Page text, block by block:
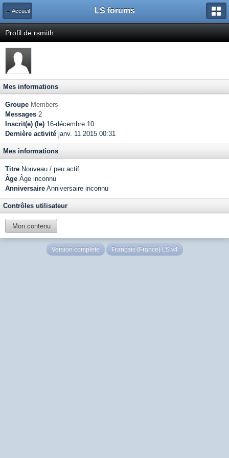
← Accueil LS forums
Profil de rsmith
Mes informations
Groupe Members
Messages 2
Inscrit(e) (le) 16-décembre 10
Dernière activité janv. 11 2015 00:31
Mes informations
Titre Nouveau / peu actif
Âge Âge inconnu
Anniversaire Anniversaire inconnu
Contrôles utilisateur
Mon contenu
Version complète Français (France) LS v4